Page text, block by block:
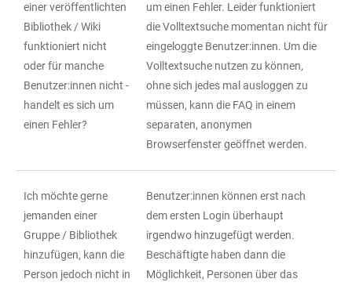
einer veröffentlichten
Bibliothek / Wiki
funktioniert nicht
oder für manche
Benutzer:innen nicht -
handelt es sich um
einen Fehler?
um einen Fehler. Leider funktioniert
die Volltextsuche momentan nicht für
eingeloggte Benutzer:innen. Um die
Volltextsuche nutzen zu können,
ohne sich jedes mal ausloggen zu
müssen, kann die FAQ in einem
separaten, anonymen
Browserfenster geöffnet werden.
Ich möchte gerne
jemanden einer
Gruppe / Bibliothek
hinzufügen, kann die
Person jedoch nicht in
Benutzer:innen können erst nach
dem ersten Login überhaupt
irgendwo hinzugefügt werden.
Beschäftigte haben dann die
Möglichkeit, Personen über das